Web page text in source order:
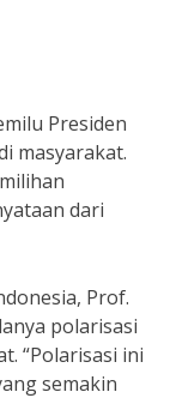
Presiden
masyarakat.
dari
Prof.
polarisasi
“Polarisasi ini
semakin